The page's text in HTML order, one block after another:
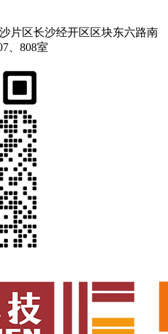
片区长沙经开区区块东六路南
、808室